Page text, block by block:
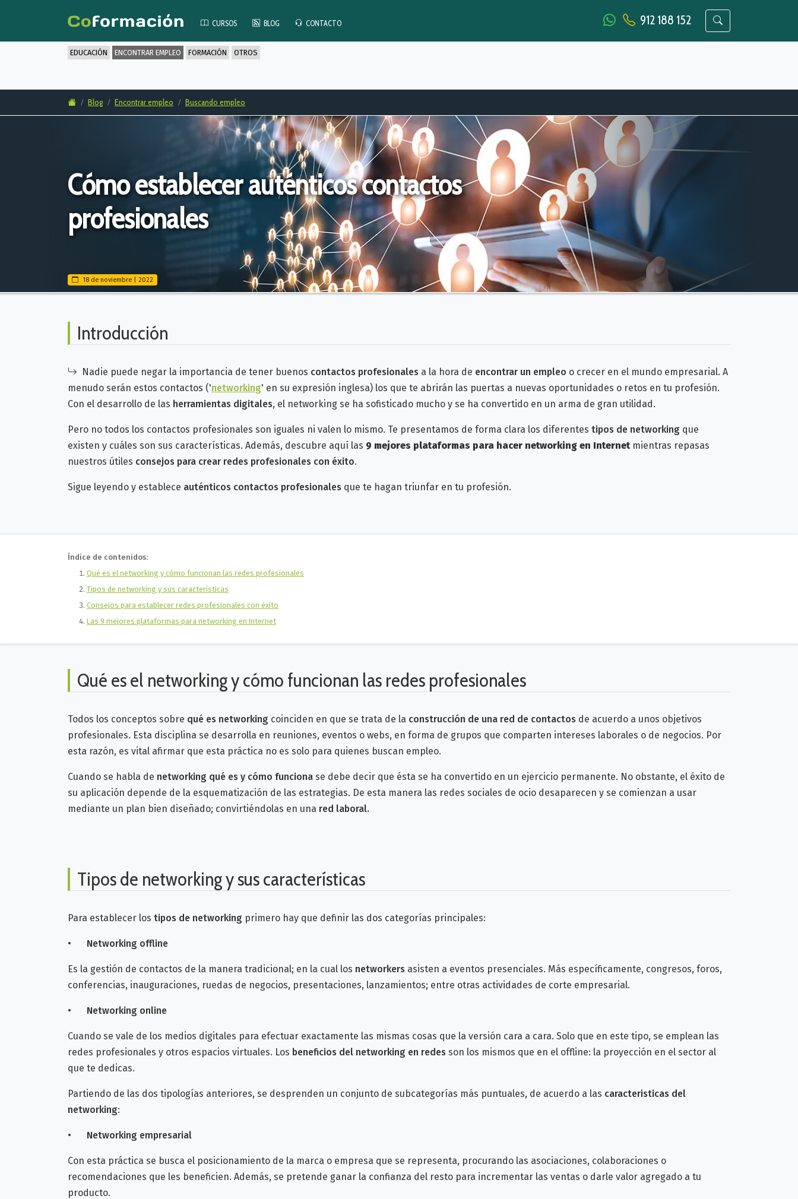
CURSOS BLOG CONTACTO 912 188 152
EDUCACIÓN ENCONTRAR EMPLEO FORMACIÓN OTROS
Blog Encontrar empleo Buscando empleo
Cómo establecer auténticos contactos
profesionales
18 de noviembre | 2022
Introducción
Nadie puede negar la importancia de tener buenos contactos profesionales a la hora de encontrar un empleo o crecer en el mundo empresarial. A
menudo serán estos contactos ('networking' en su expresión inglesa) los que te abrirán las puertas a nuevas oportunidades o retos en tu profesión.
Con el desarrollo de las herramientas digitales, el networking se ha sofisticado mucho y se ha convertido en un arma de gran utilidad.
Pero no todos los contactos profesionales son iguales ni valen lo mismo. Te presentamos de forma clara los diferentes tipos de networking que
existen y cuáles son sus características. Además, descubre aquí las 9 mejores plataformas para hacer networking en Internetmientras repasas
nuestros útiles consejos para crear redes profesionales con éxito.
Sigue leyendo y establece auténticos contactos profesionales que te hagan triunfar en tu profesión.
Índice de contenidos:
Qué es el networking y cómo funcionan las redes profesionales
Tipos de networking y sus características
Consejos para establecer redes profesionales con éxito
Las 9 mejores plataformas para networking en Internet
Qué es el networking y cómo funcionan las redes profesionales
Todos los conceptos sobre qué es networking coinciden en que se trata de la construcción de una red de contactos de acuerdo a unos objetivos
profesionales. Esta disciplina se desarrolla en reuniones, eventos o webs, en forma de grupos que comparten intereses laborales o de negocios. Por
esta razón, es vital afirmar que esta práctica no es solo para quienes buscan empleo.
Cuando se habla de networking qué es y cómo funciona se debe decir que ésta se ha convertido en un ejercicio permanente. No obstante, el éxito de
su aplicación depende de la esquematización de las estrategias. De esta manera las redes sociales de ocio desaparecen y se comienzan a usar
mediante un plan bien diseñado; convirtiéndolas en una red laboral.
Tipos de networking y sus características
Para establecer los tipos de networking primero hay que definir las dos categorías principales:
• Networking offline
Es la gestión de contactos de la manera tradicional; en la cual los networkers asisten a eventos presenciales. Más específicamente, congresos, foros,
conferencias, inauguraciones, ruedas de negocios, presentaciones, lanzamientos; entre otras actividades de corte empresarial.
• Networking online
Cuando se vale de los medios digitales para efectuar exactamente las mismas cosas que la versión cara a cara. Solo que en este tipo, se emplean las
redes profesionales y otros espacios virtuales. Los beneficios del networking en redes son los mismos que en el offline: la proyección en el sector al
que te dedicas.
Partiendo de las dos tipologías anteriores, se desprenden un conjunto de subcategorías más puntuales, de acuerdo a las caracteristicas del
networking:
• Networking empresarial
Con esta práctica se busca el posicionamiento de la marca o empresa que se representa, procurando las asociaciones, colaboraciones o
recomendaciones que les beneficien. Además, se pretende ganar la confianza del resto para incrementar las ventas o darle valor agregado a tu
producto.